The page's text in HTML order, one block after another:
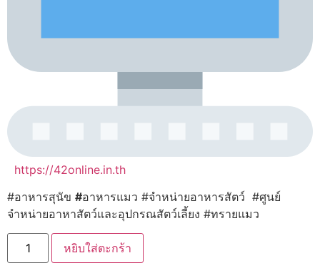
https://42online.in.th
#อาหารสุนัข #อาหารแมว #จำหน่ายอาหารสัตว์ #ศูนย์
จำหน่ายอาหาสัตว์และอุปกรณสัตว์เลี้ยง #ทรายแมว
จำนวน
PERFORMA3
พอร์​
หยิบใส่ตะกร้า